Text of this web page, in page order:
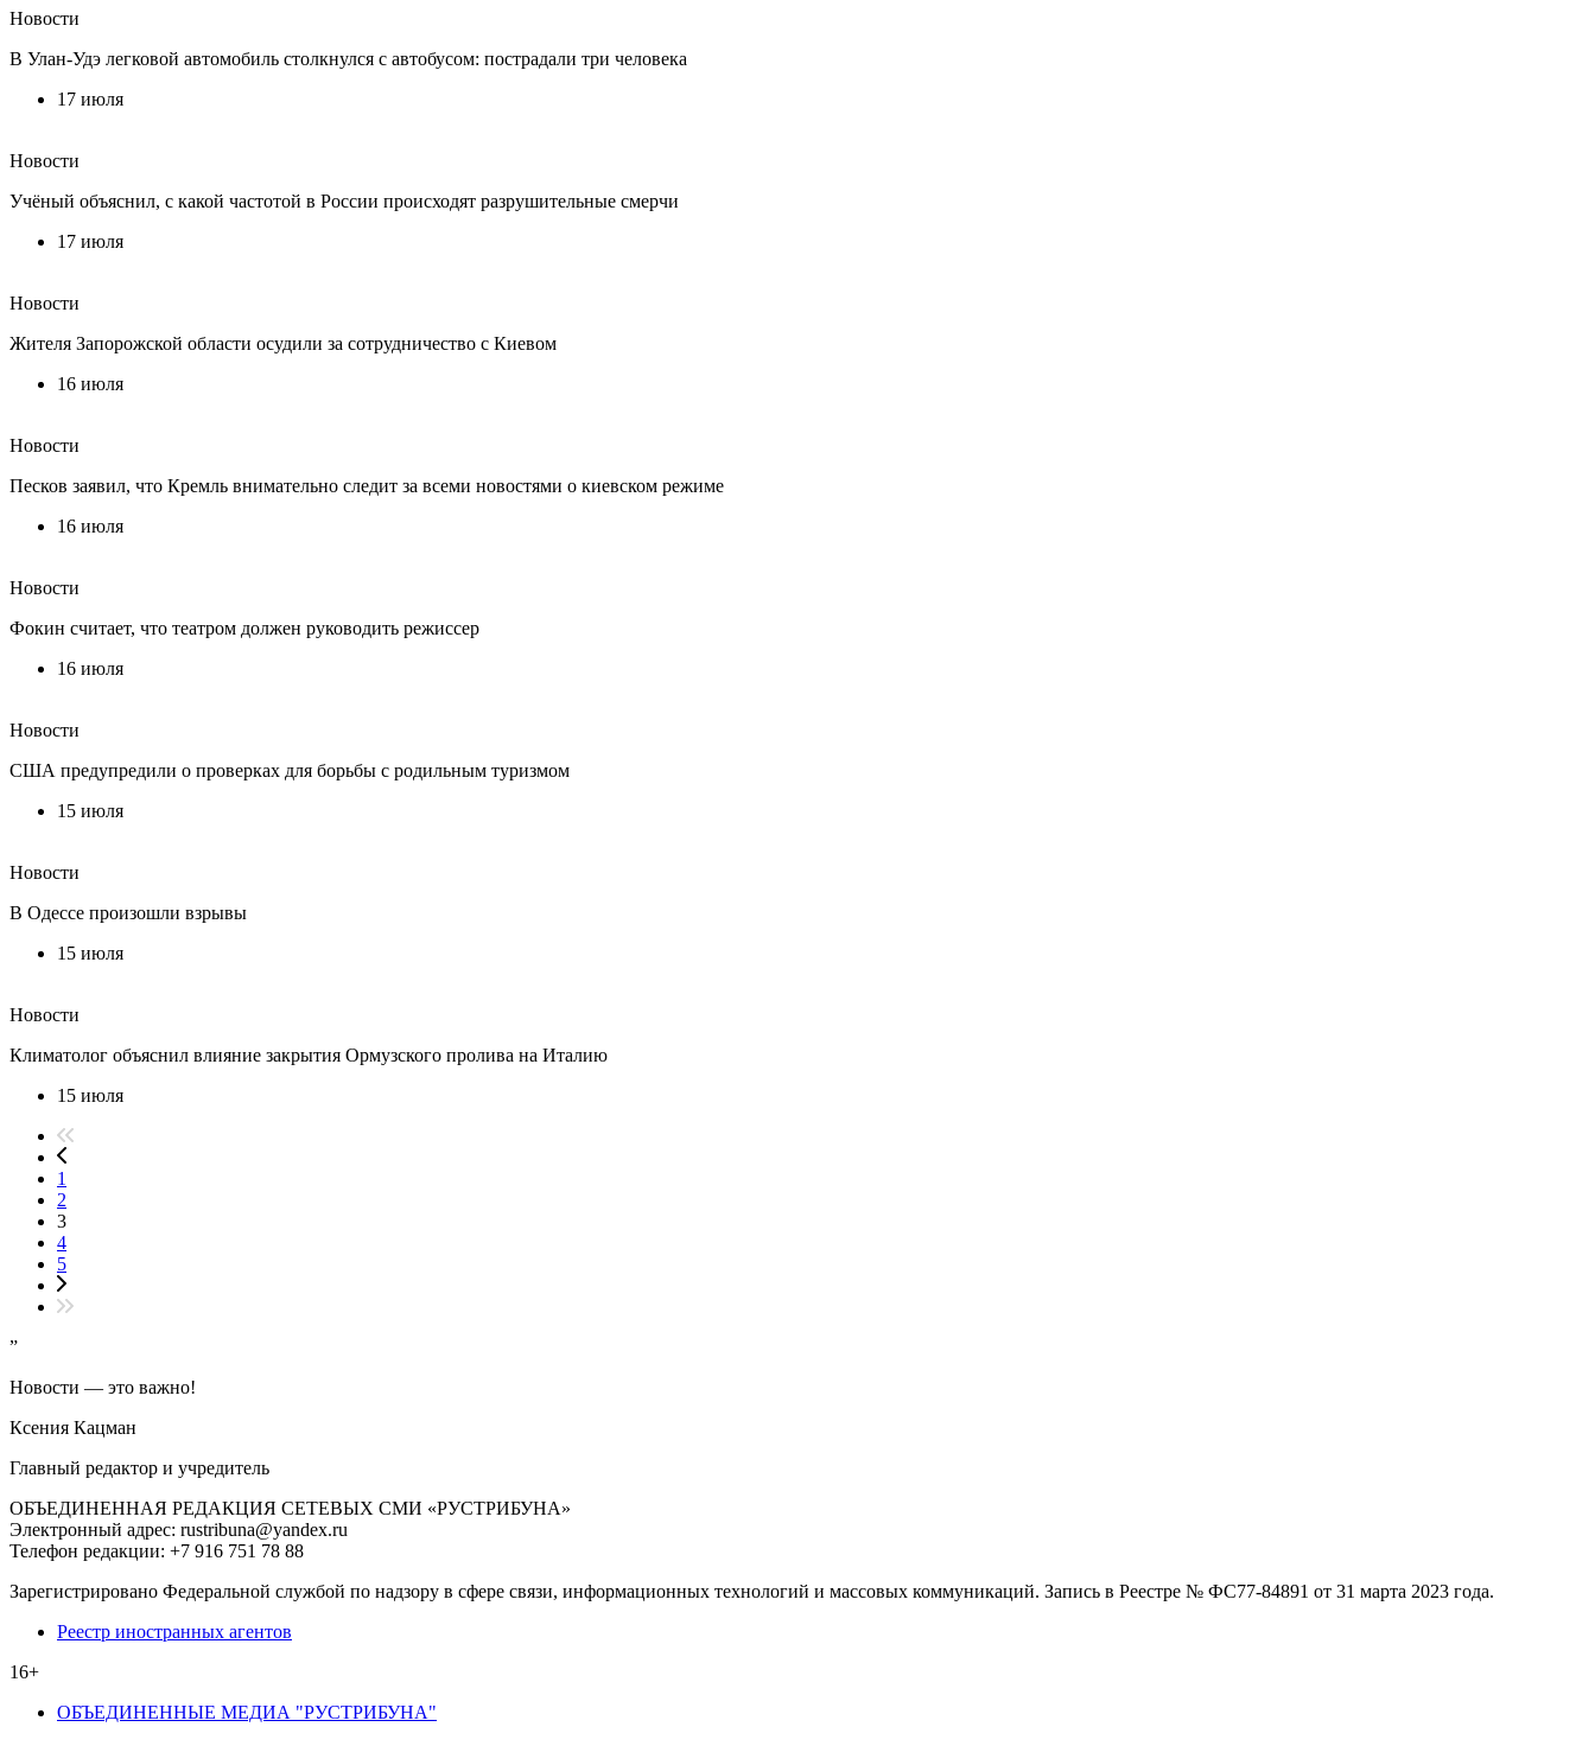
Новости
В Улан-Удэ легковой автомобиль столкнулся с автобусом: пострадали три человека
17 июля
Новости
Учёный объяснил, с какой частотой в России происходят разрушительные смерчи
17 июля
Новости
Жителя Запорожской области осудили за сотрудничество с Киевом
16 июля
Новости
Песков заявил, что Кремль внимательно следит за всеми новостями о киевском режиме
16 июля
Новости
Фокин считает, что театром должен руководить режиссер
16 июля
Новости
США предупредили о проверках для борьбы с родильным туризмом
15 июля
Новости
В Одессе произошли взрывы
15 июля
Новости
Климатолог объяснил влияние закрытия Ормузского пролива на Италию
15 июля
1
2
3
4
5
”
Новости — это важно!
Ксения Кацман
Главный редактор и учредитель
ОБЪЕДИНЕННАЯ РЕДАКЦИЯ СЕТЕВЫХ СМИ «РУСТРИБУНА»
Электронный адрес: rustribuna@yandex.ru
Телефон редакции: +7 916 751 78 88
Зарегистрировано Федеральной службой по надзору в сфере связи, информационных технологий и массовых коммуникаций. Запись в Реестре № ФС77-84891 от 31 марта 2023 года.
Реестр иностранных агентов
16+
ОБЪЕДИНЕННЫЕ МЕДИА "РУСТРИБУНА"